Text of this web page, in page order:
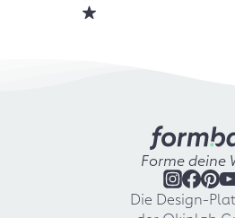
Forme deine
Die Design-